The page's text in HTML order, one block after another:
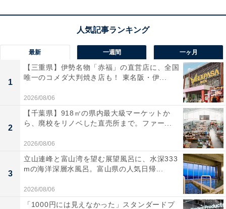
最新 一週間 一ヶ月
1
【三重県】伊勢名物「赤福」の直営店に、全国
唯一のコメダ大判焼き店も！ 東名阪・伊...
2026/08/06
2
【千葉県】918㎡の県内最大級マーケットか
ら、廃校をリノベした直売所まで。ファー...
2026/08/06
3
立山連峰と富山湾を望む展望風呂に、水深333
mの海洋深層水風呂。富山県の人気日帰...
2026/08/06
「1000円には見えなかった」スタンダードプ